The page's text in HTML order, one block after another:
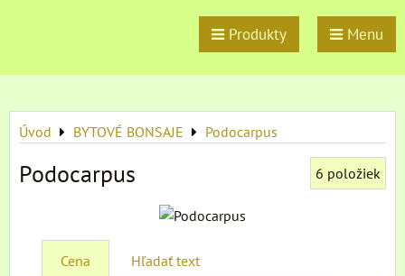
Produkty Menu
Úvod BYTOVÉ BONSAJE Podocarpus
Podocarpus 6 položiek
Cena Hľadať text